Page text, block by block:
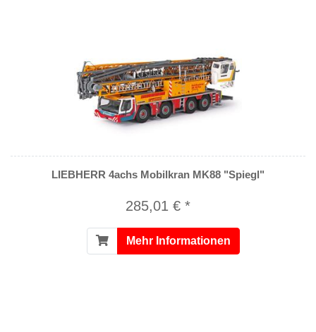
LIEBHERR 4achs Mobilkran MK88 "Spiegl"
285,01 € *
Mehr Informationen